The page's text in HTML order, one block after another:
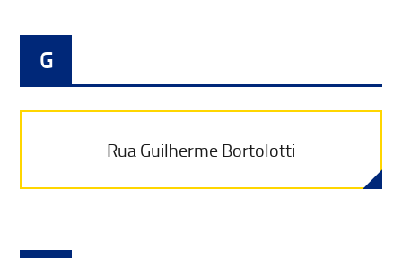
G
Rua Guilherme Bortolotti